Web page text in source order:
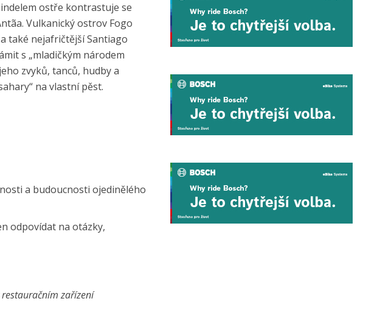
ostře kontrastuje se
Vulkanický ostrov Fogo
také nejafričtější Santiago
s „mladičkým národem
zvyků, tanců, hudby a
na vlastní pěst.
a budoucnosti ojedinělého
odpovídat na otázky,
zařízení